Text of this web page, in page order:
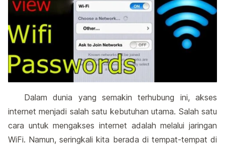
Dalam dunia yang semakin terhubung ini, akses
internet menjadi salah satu kebutuhan utama. Salah satu
cara untuk mengakses internet adalah melalui jaringan
WiFi. Namun, seringkali kita berada di tempat-tempat di